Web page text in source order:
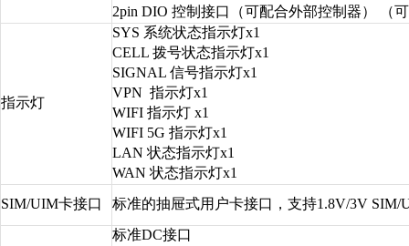
2pin DIO 控制接口（可配合外部控制器） （
指示灯
SYS 系统状态指示灯x1
CELL 拨号状态指示灯x1
SIGNAL 信号指示灯x1
VPN 指示灯x1
WIFI 指示灯 x1
WIFI 5G 指示灯x1
LAN 状态指示灯x1
WAN 状态指示灯x1
SIM/UIM卡接口
标准的抽屉式用户卡接口，支持1.8V/3V SIM/
标准DC接口